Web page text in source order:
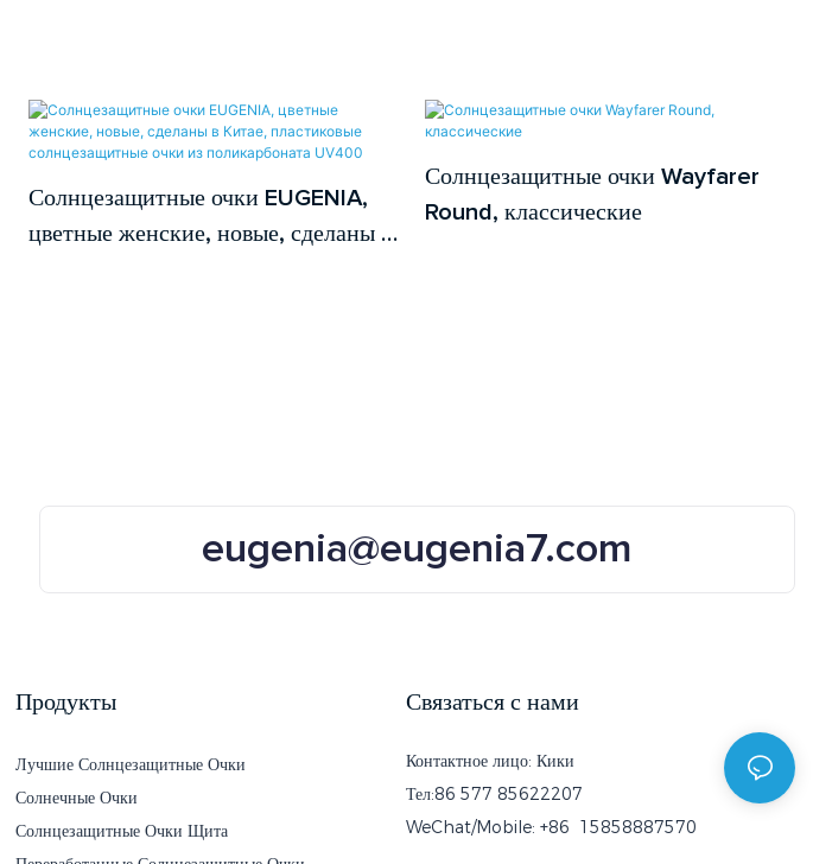
Солнцезащитные очки EUGENIA,
цветные женские, новые, сделаны в
Солнцезащитные очки Wayfarer
Round, классические
eugenia@eugenia7.com
Продукты
Лучшие Солнцезащитные Очки
Солнечные Очки
Солнцезащитные Очки Щита
Связаться с нами
Контактное лицо: Кики
Тел:86 577 85622207
WeChat/Mobile: +86 15858887570